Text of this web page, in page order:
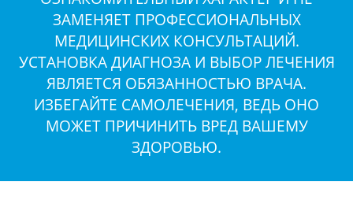
ЗАМЕНЯЕТ ПРОФЕССИОНАЛЬНЫХ
МЕДИЦИНСКИХ КОНСУЛЬТАЦИЙ.
УСТАНОВКА ДИАГНОЗА И ВЫБОР ЛЕЧЕНИЯ
ЯВЛЯЕТСЯ ОБЯЗАННОСТЬЮ ВРАЧА.
ИЗБЕГАЙТЕ САМОЛЕЧЕНИЯ, ВЕДЬ ОНО
МОЖЕТ ПРИЧИНИТЬ ВРЕД ВАШЕМУ
ЗДОРОВЬЮ.